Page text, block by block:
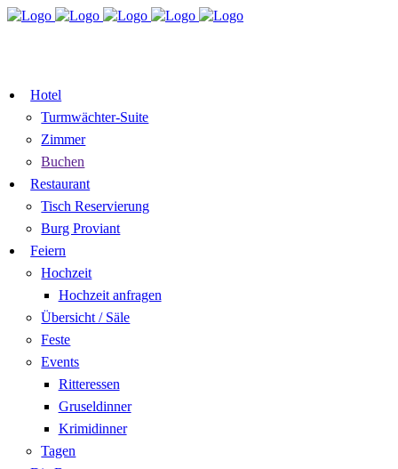
Hotel
Turmwächter-Suite
Zimmer
Buchen
Restaurant
Tisch Reservierung
Burg Proviant
Feiern
Hochzeit
Hochzeit anfragen
Übersicht / Säle
Feste
Events
Ritteressen
Gruseldinner
Krimidinner
Tagen